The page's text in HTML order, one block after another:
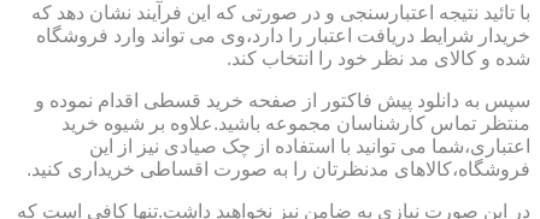
با تائید نتیجه اعتبارسنجی و در صورتی که این فرآیند نشان دهد که
خریدار شرایط دریافت اعتبار را دارد،وی می تواند وارد فروشگاه
شده و کالای مد نظر خود را انتخاب کند.
سپس به دانلود پیش فاکتور از صفحه خرید قسطی اقدام نموده و
منتظر تماس کارشناسان مجموعه باشید.علاوه بر شیوه خرید
اعتباری،شما می توانید با استفاده از چک صیادی نیز از این
فروشگاه،کالاهای مدنظرتان را به صورت اقساطی خریداری کنید.
در این صورت نیازی به ضامن نیز نخواهید داشت.تنها کافی است که